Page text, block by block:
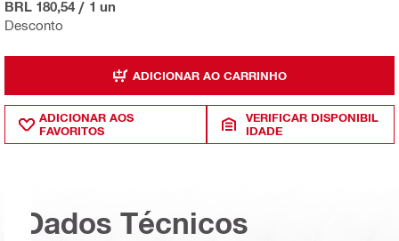
Desconto
BRL 180,54 / 1 un
ADICIONAR AO CARRINHO
ADICIONAR AOS
FAVORITOS
VERIFICAR DISPONIBIL
IDADE
Dados Técnicos